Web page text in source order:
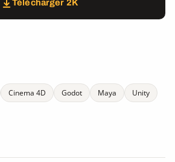
Télécharger 2K
Cinema 4D Godot Maya
Unity